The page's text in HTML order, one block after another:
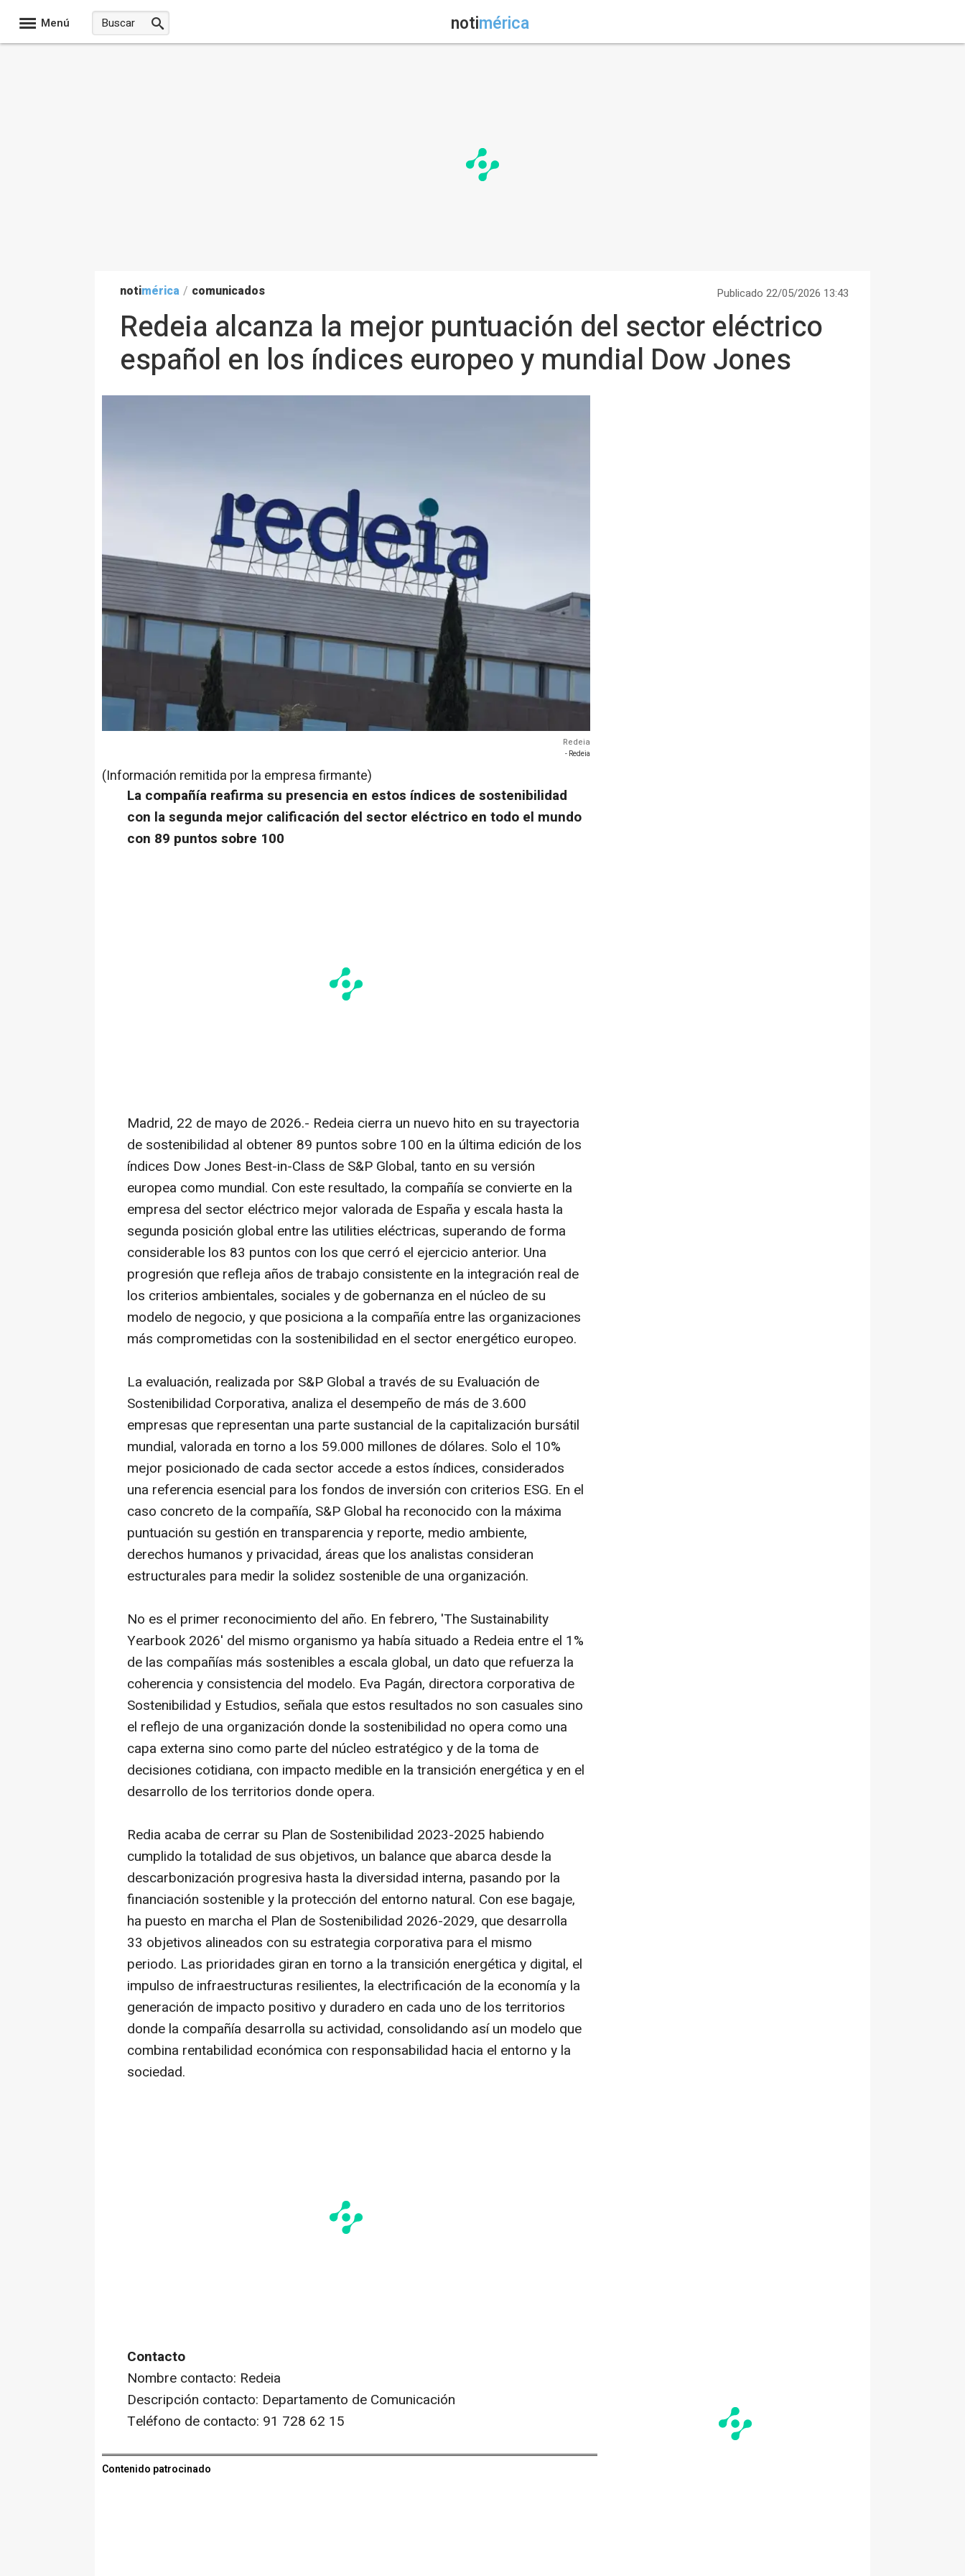
Menú notimérica
notimérica / comunicados Publicado 22/05/2026 13:43
Redeia alcanza la mejor puntuación del sector eléctrico
español en los índices europeo y mundial Dow Jones
Redeia
- Redeia
(Información remitida por la empresa firmante)
La compañía reafirma su presencia en estos índices de sostenibilidad
con la segunda mejor calificación del sector eléctrico en todo el mundo
con 89 puntos sobre 100
Madrid, 22 de mayo de 2026.- Redeia cierra un nuevo hito en su trayectoria
de sostenibilidad al obtener 89 puntos sobre 100 en la última edición de los
índices Dow Jones Best-in-Class de S&P Global, tanto en su versión
europea como mundial. Con este resultado, la compañía se convierte en la
empresa del sector eléctrico mejor valorada de España y escala hasta la
segunda posición global entre las utilities eléctricas, superando de forma
considerable los 83 puntos con los que cerró el ejercicio anterior. Una
progresión que refleja años de trabajo consistente en la integración real de
los criterios ambientales, sociales y de gobernanza en el núcleo de su
modelo de negocio, y que posiciona a la compañía entre las organizaciones
más comprometidas con la sostenibilidad en el sector energético europeo.
La evaluación, realizada por S&P Global a través de su Evaluación de
Sostenibilidad Corporativa, analiza el desempeño de más de 3.600
empresas que representan una parte sustancial de la capitalización bursátil
mundial, valorada en torno a los 59.000 millones de dólares. Solo el 10%
mejor posicionado de cada sector accede a estos índices, considerados
una referencia esencial para los fondos de inversión con criterios ESG. En el
caso concreto de la compañía, S&P Global ha reconocido con la máxima
puntuación su gestión en transparencia y reporte, medio ambiente,
derechos humanos y privacidad, áreas que los analistas consideran
estructurales para medir la solidez sostenible de una organización.
No es el primer reconocimiento del año. En febrero, 'The Sustainability
Yearbook 2026' del mismo organismo ya había situado a Redeia entre el 1%
de las compañías más sostenibles a escala global, un dato que refuerza la
coherencia y consistencia del modelo. Eva Pagán, directora corporativa de
Sostenibilidad y Estudios, señala que estos resultados no son casuales sino
el reflejo de una organización donde la sostenibilidad no opera como una
capa externa sino como parte del núcleo estratégico y de la toma de
decisiones cotidiana, con impacto medible en la transición energética y en el
desarrollo de los territorios donde opera.
Redia acaba de cerrar su Plan de Sostenibilidad 2023-2025 habiendo
cumplido la totalidad de sus objetivos, un balance que abarca desde la
descarbonización progresiva hasta la diversidad interna, pasando por la
financiación sostenible y la protección del entorno natural. Con ese bagaje,
ha puesto en marcha el Plan de Sostenibilidad 2026-2029, que desarrolla
33 objetivos alineados con su estrategia corporativa para el mismo
periodo. Las prioridades giran en torno a la transición energética y digital, el
impulso de infraestructuras resilientes, la electrificación de la economía y la
generación de impacto positivo y duradero en cada uno de los territorios
donde la compañía desarrolla su actividad, consolidando así un modelo que
combina rentabilidad económica con responsabilidad hacia el entorno y la
sociedad.
Contacto
Nombre contacto: Redeia
Descripción contacto: Departamento de Comunicación
Teléfono de contacto: 91 728 62 15
Contenido patrocinado